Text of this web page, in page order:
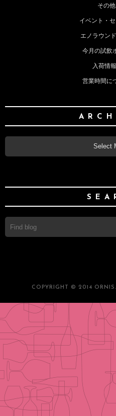
その他
イベント・
エノラウン
今月の試飲
入荷情報
営業時間に
Select
COPYRIGHT © 2014